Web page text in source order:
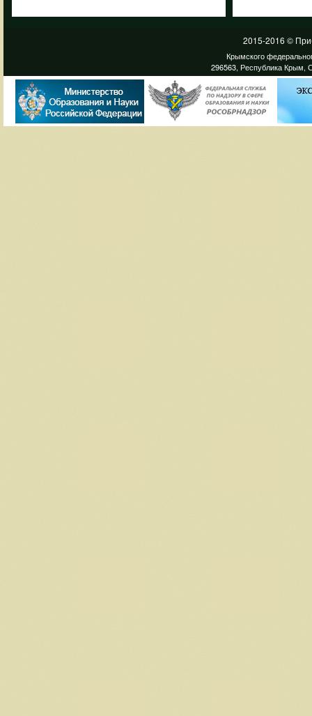
2015-2016 ©
Крымского
296563, Республика Крым,